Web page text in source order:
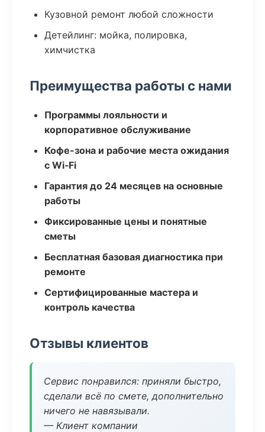
Кузовной ремонт любой сложности
Детейлинг: мойка, полировка,
химчистка
Преимущества работы с нами
Программы лояльности и
корпоративное обслуживание
Кофе-зона и рабочие места ожидания
с Wi‑Fi
Гарантия до 24 месяцев на основные
работы
Фиксированные цены и понятные
сметы
Бесплатная базовая диагностика при
ремонте
Сертифицированные мастера и
контроль качества
Отзывы клиентов
Сервис понравился: приняли быстро,
сделали всё по смете, дополнительно
ничего не навязывали.
— Клиент компании